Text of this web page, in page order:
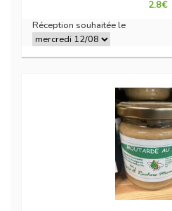
2.8€
Réception souhaitée le